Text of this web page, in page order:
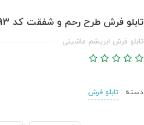
تابلو فرش طرح رحم و شفقت کد TS-1293
تابلو فرش ابریشم ماشینی
دسته :تابلو فرش